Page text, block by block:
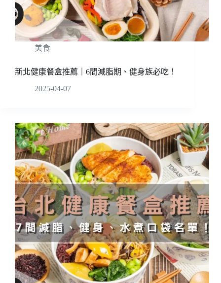
美食
新北健康餐盒推薦｜6間減脂期、健身族必吃！
2025-04-07